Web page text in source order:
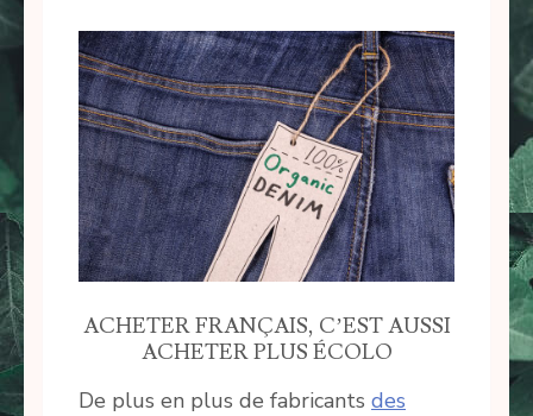
ACHETER FRANÇAIS, C’EST AUSSI
ACHETER PLUS ÉCOLO
De plus en plus de fabricants des